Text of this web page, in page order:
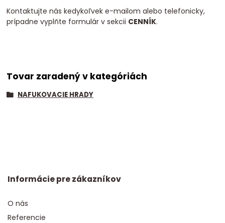
Kontaktujte nás kedykoľvek e-mailom alebo telefonicky,
prípadne vyplňte formulár v sekcii CENNÍK.
Tovar zaradený v kategóriách
NAFUKOVACIE HRADY
Informácie pre zákazníkov
O nás
Referencie